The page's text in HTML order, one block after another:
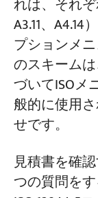
れは、それ
A3.11、
プションメ
のスキーム
づいてISOメ
般的に使用
せです。
見積書を確
つの質問を